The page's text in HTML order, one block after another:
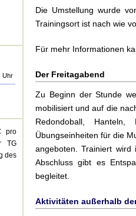
Uhr
pro
TG
des
Die Umstellung wurde
Trainingsort ist nach wie
Für mehr Informationen
Der Freitagabend
Zu Beginn der Stunde
mobilisiert und auf die
Redondoball,
Übungseinheiten für die
angeboten. Trainiert
Abschluss gibt es
begleitet.
Aktivitäten außerhalb